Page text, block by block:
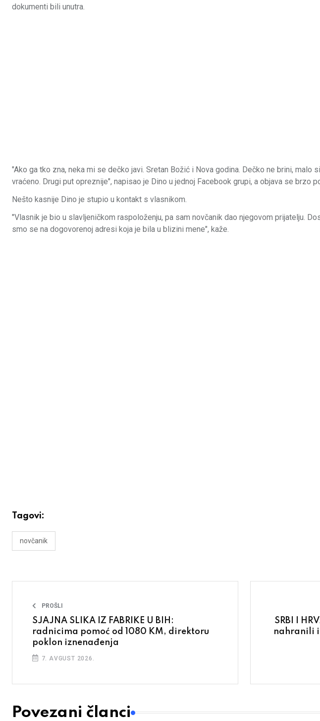
dokumenti bili unutra.
"Ako ga tko zna, neka mi se dečko javi. Sretan Božić i Nova godina. Dečko ne brini, malo
vraćeno. Drugi put opreznije", napisao je Dino u jednoj Facebook grupi, a objava se brzo
Nešto kasnije Dino je stupio u kontakt s vlasnikom.
"Vlasnik je bio u slavljeničkom raspoloženju, pa sam novčanik dao njegovom prijatelju.
smo se na dogovorenoj adresi koja je bila u blizini mene", kaže.
Tagovi:
novčanik
PROŠLI
SJAJNA SLIKA IZ FABRIKE U BIH:
radnicima pomoć od 1080 KM, direktoru
poklon iznenađenja
7. AVGUST 2026.
SRBI I
nahranili i
Povezani članci